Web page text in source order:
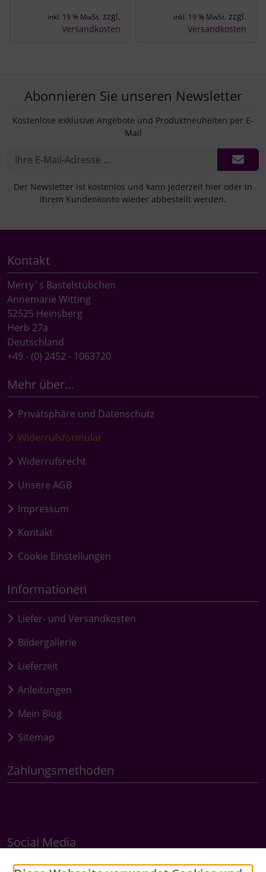
inkl. 19 % MwSt. zzgl.
Versandkosten
inkl. 19 % MwSt. zzgl.
Versandkosten
Abonnieren Sie unseren Newsletter
Kostenlose exklusive Angebote und Produktneuheiten per E-
Mail
Der Newsletter ist kostenlos und kann jederzeit hier oder in
Ihrem Kundenkonto wieder abbestellt werden.
Kontakt
Merry`s Bastelstübchen
Annemarie Witting
52525 Heinsberg
Herb 27a
Deutschland
+49 - (0) 2452 - 1063720
Mehr über...
Privatsphäre und Datenschutz
Widerrufsformular
Widerrufsrecht
Unsere AGB
Impressum
Kontakt
Cookie Einstellungen
Informationen
Liefer- und Versandkosten
Bildergallerie
Lieferzeit
Anleitungen
Mein Blog
Sitemap
Zahlungsmethoden
Social Media